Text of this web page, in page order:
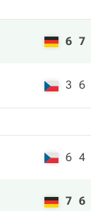
6 7
3 6
6 4
7 6